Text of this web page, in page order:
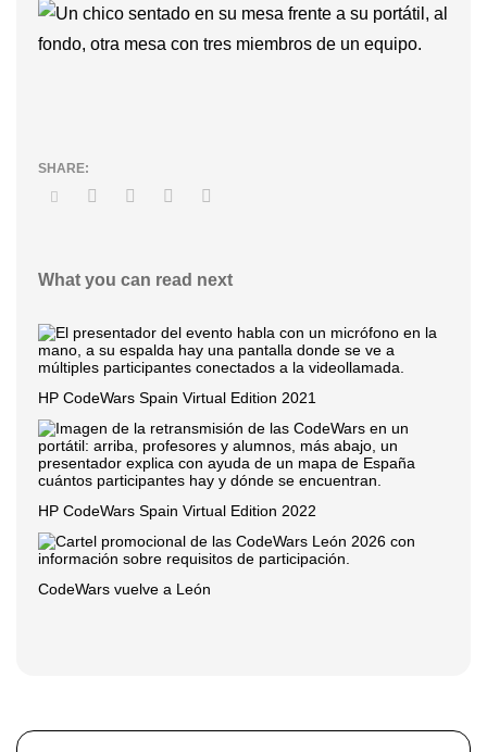
What you can read next
HP CodeWars Spain Virtual Edition 2021
HP CodeWars Spain Virtual Edition 2022
CodeWars vuelve a León